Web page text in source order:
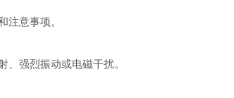
意事项。
强烈振动或电磁干扰。